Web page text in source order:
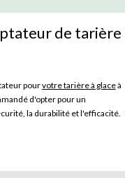
de tarière
pourvotre tarière à glaceà
d'opter pour un
la durabilité et l'efficacité.
sont pas interchangeables.
offrent des perceuses